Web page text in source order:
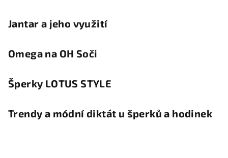
Jantar a jeho využití
Omega na OH Soči
Šperky LOTUS STYLE
Trendy a módní diktát u šperků a hodinek